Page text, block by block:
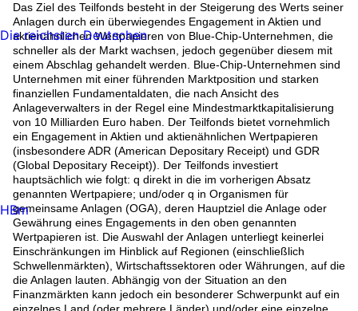
Das Ziel des Teilfonds besteht in der Steigerung des Werts seiner
Anlagen durch ein überwiegendes Engagement in Aktien und
aktienähnlichen Wertpapieren von Blue-Chip-Unternehmen, die
schneller als der Markt wachsen, jedoch gegenüber diesem mit
einem Abschlag gehandelt werden. Blue-Chip-Unternehmen sind
Unternehmen mit einer führenden Marktposition und starken
finanziellen Fundamentaldaten, die nach Ansicht des
Anlageverwalters in der Regel eine Mindestmarktkapitalisierung
von 10 Milliarden Euro haben. Der Teilfonds bietet vornehmlich
ein Engagement in Aktien und aktienähnlichen Wertpapieren
(insbesondere ADR (American Depositary Receipt) und GDR
(Global Depositary Receipt)). Der Teilfonds investiert
hauptsächlich wie folgt: q direkt in die im vorherigen Absatz
genannten Wertpapiere; und/oder q in Organismen für
gemeinsame Anlagen (OGA), deren Hauptziel die Anlage oder
Gewährung eines Engagements in den oben genannten
Wertpapieren ist. Die Auswahl der Anlagen unterliegt keinerlei
Einschränkungen im Hinblick auf Regionen (einschließlich
Schwellenmärkten), Wirtschaftssektoren oder Währungen, auf die
die Anlagen lauten. Abhängig von der Situation an den
Finanzmärkten kann jedoch ein besonderer Schwerpunkt auf ein
Die reichsten Deutschen
HBm